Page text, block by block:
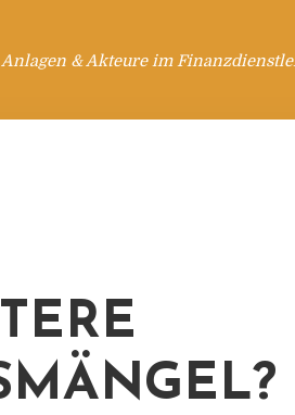
& Akteure im